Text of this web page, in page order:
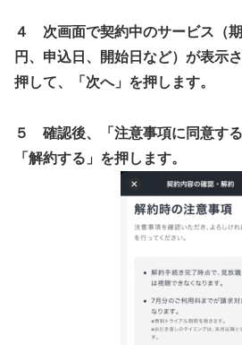
４ 次画面で契約中のサービス（
円、申込日、開始日など）が表示
押して、「次へ」を押します。
５ 確認後、「注意事項に同意する
「解約する」を押します。